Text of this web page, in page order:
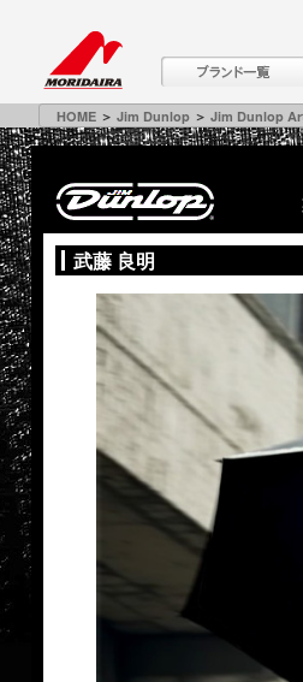
HOME＞ Jim Dunlop＞ Jim Dunlop
武藤 良明